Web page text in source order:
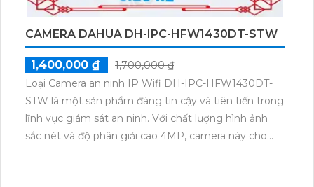
CAMERA DAHUA DH-IPC-HFW1430DT-STW
1,400,000 ₫
1,700,000 ₫
Loại Camera an ninh IP Wifi DH-IPC-HFW1430DT-
STW là một sản phẩm đáng tin cậy và tiên tiến trong
lĩnh vực giám sát an ninh. Với chất lượng hình ảnh
sắc nét và độ phân giải cao 4MP, camera này cho